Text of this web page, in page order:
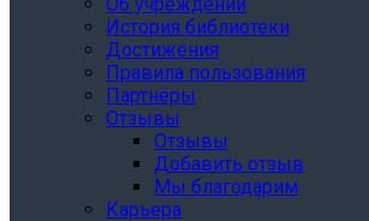
Об учреждении
История библиотеки
Достижения
Правила пользования
Партнёры
Отзывы
Отзывы
Добавить отзыв
Мы благодарим
Карьера